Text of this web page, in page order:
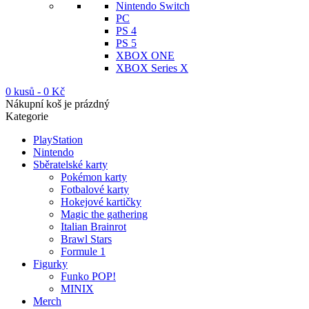
Nintendo Switch
PC
PS 4
PS 5
XBOX ONE
XBOX Series X
0 kusů - 0 Kč
Nákupní koš je prázdný
Kategorie
PlayStation
Nintendo
Sběratelské karty
Pokémon karty
Fotbalové karty
Hokejové kartičky
Magic the gathering
Italian Brainrot
Brawl Stars
Formule 1
Figurky
Funko POP!
MINIX
Merch